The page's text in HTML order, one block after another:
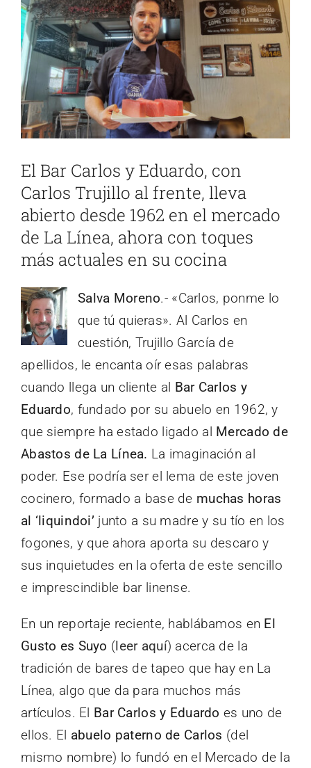
imagen
más
grande
El Bar Carlos y Eduardo, con
Carlos Trujillo al frente, lleva
abierto desde 1962 en el mercado
de La Línea, ahora con toques
más actuales en su cocina
Salva Moreno.- «Carlos, ponme lo
que tú quieras». Al Carlos en
cuestión, Trujillo García de
apellidos, le encanta oír esas palabras
cuando llega un cliente al Bar Carlos y
Eduardo, fundado por su abuelo en 1962, y
que siempre ha estado ligado al Mercado de
Abastos de La Línea. La imaginación al
poder. Ese podría ser el lema de este joven
cocinero, formado a base de muchas horas
al ‘liquindoi’ junto a su madre y su tío en los
fogones, y que ahora aporta su descaro y
sus inquietudes en la oferta de este sencillo
e imprescindible bar linense.
En un reportaje reciente, hablábamos en El
Gusto es Suyo (leer aquí) acerca de la
tradición de bares de tapeo que hay en La
Línea, algo que da para muchos más
artículos. El Bar Carlos y Eduardo es uno de
ellos. El abuelo paterno de Carlos (del
mismo nombre) lo fundó en el Mercado de la